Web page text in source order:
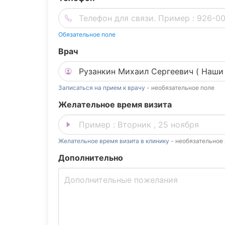
Обязательное поле
Врач
Записаться на прием к врачу - необязательное поле
Желательное время визита
Желательное время визита в клинику - необязательное
Дополнительно